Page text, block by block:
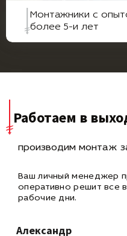
Монтажники с
более 5-и лет
Работаем в
производим монтаж
Ваш личный менеджер
оперативнорешит все
рабочие дни.
Александр